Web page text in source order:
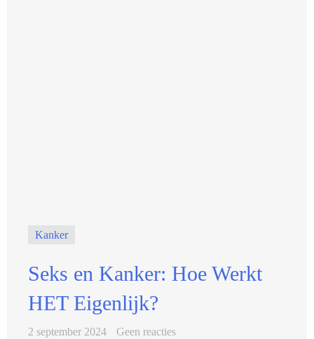
Kanker
Seks en Kanker: Hoe Werkt
HET Eigenlijk?
2 september 2024 Geen reacties